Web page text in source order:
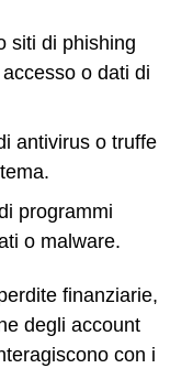
siti di phishing
o dati di
antivirus o truffe
programmi
o malware.
finanziarie,
degli account
con i